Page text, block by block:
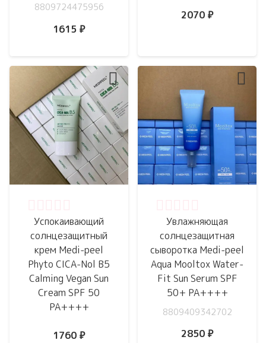
8809724475956
1615 ₽
2070 ₽
Успокаивающий
солнцезащитный
крем Medi-peel
Phyto CICA-Nol B5
Calming Vegan Sun
Cream SPF 50
PA++++
1760 ₽
Увлажняющая
солнцезащитная
сыворотка Medi-peel
Aqua Mooltox Water-
Fit Sun Serum SPF
50+ PA++++
8809409342702
2850 ₽